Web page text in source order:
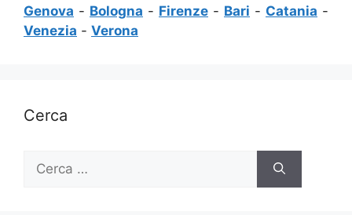
Genova - Bologna - Firenze - Bari - Catania -
Venezia - Verona
Cerca
per: